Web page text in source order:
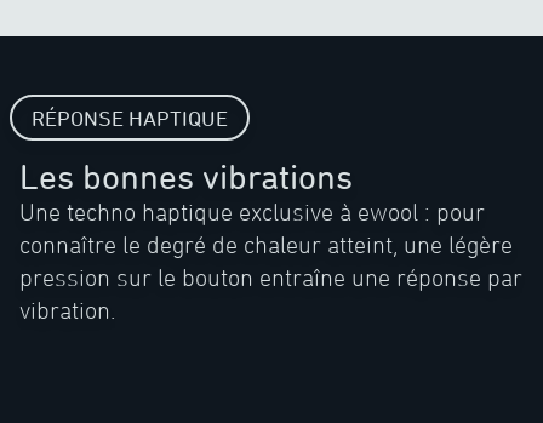
RÉPONSE HAPTIQUE
Les bonnes vibrations
Une techno haptique exclusive à ewool : pour
connaître le degré de chaleur atteint, une légère
pression sur le bouton entraîne une réponse par
vibration.